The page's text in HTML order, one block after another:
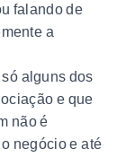
falando de
a
alguns dos
e que
não é
negócio e até